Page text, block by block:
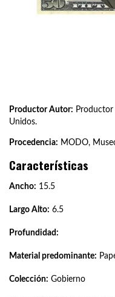
Productor Autor:
Unidos.
Procedencia: MODO,
Características
Ancho: 15.5
Largo Alto: 6.5
Profundidad:
Material predominante:
Colección: Gobierno